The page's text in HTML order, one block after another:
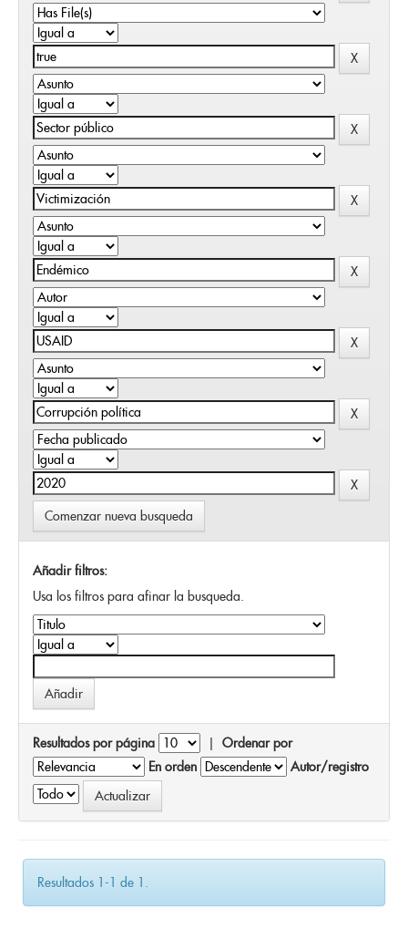
Comenzar nueva busqueda
Añadir filtros:
Usa los filtros para afinar la busqueda.
Resultados por página | Ordenar por
En orden
Autor/registro
Resultados 1-1 de 1.